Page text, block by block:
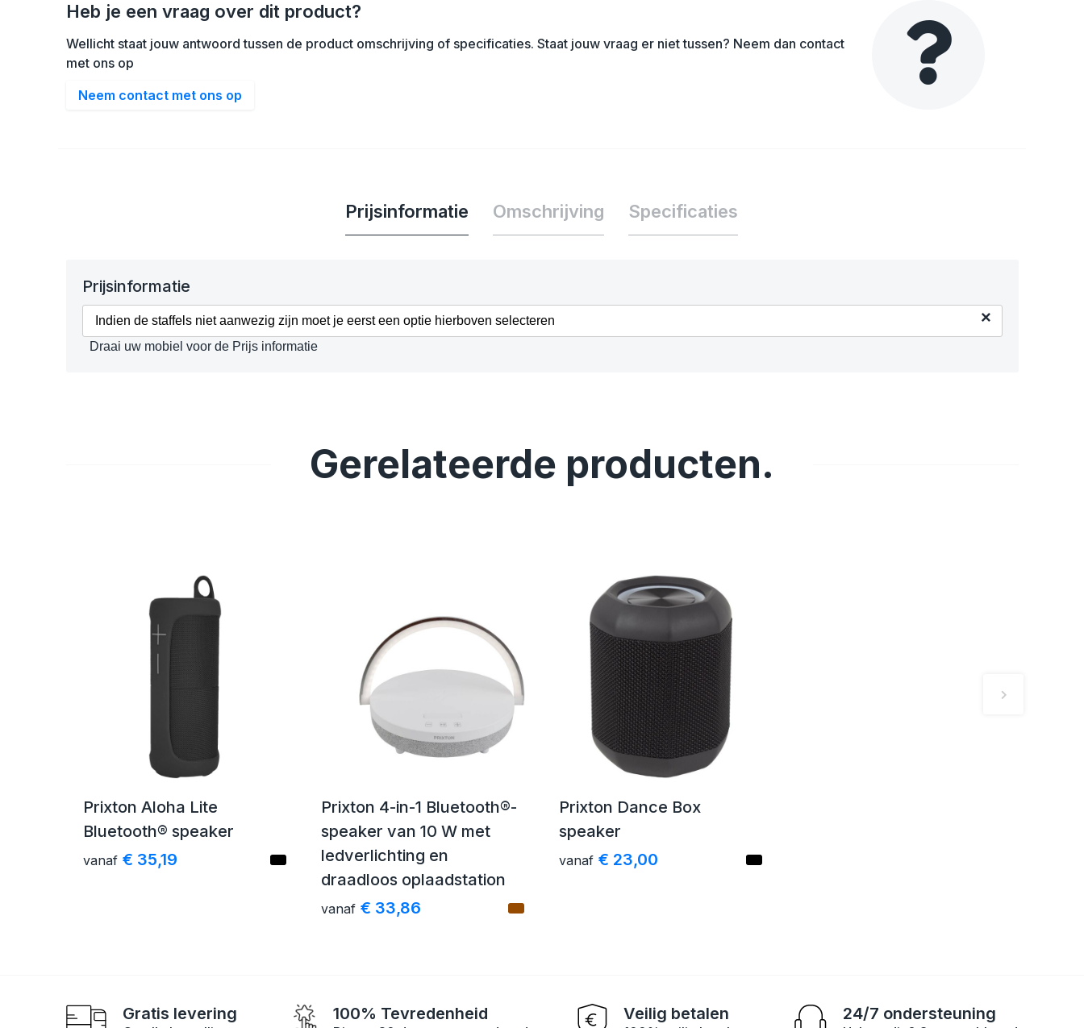
Heb je een vraag over dit product?
Wellicht staat jouw antwoord tussen de product omschrijving of specificaties. Staat jouw vraag er niet tussen? Neem dan contact
met ons op
Neem contact met ons op
Prijsinformatie Omschrijving Specificaties
Prijsinformatie
Indien de staffels niet aanwezig zijn moet je eerst een optie hierboven selecteren ×
Draai uw mobiel voor de Prijs informatie
Gerelateerde producten.
Prixton Aloha Lite
Bluetooth® speaker
vanaf € 35,19
Prixton 4-in-1 Bluetooth®-
speaker van 10 W met
ledverlichting en
draadloos oplaadstation
vanaf € 33,86
Prixton Dance Box
speaker
vanaf € 23,00
Gratis levering 100% Tevredenheid Veilig betalen 24/7 ondersteuning